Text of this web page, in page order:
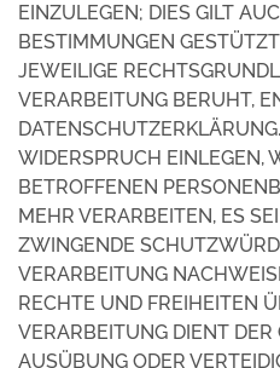
EINZULEGEN; DIES GILT
BESTIMMUNGEN
JEWEILIGE
VERARBEITUNG BERUHT,
WIDERSPRUCH EINLEGEN,
BETROFFENEN
MEHR VERARBEITEN, ES
ZWINGENDE
VERARBEITUNG
RECHTE UND FREIHEITEN
VERARBEITUNG DIENT DER
AUSÜBUNG ODER